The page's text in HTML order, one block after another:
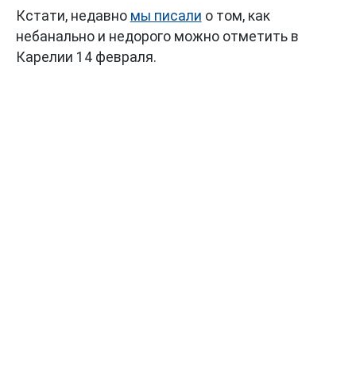
Кстати, недавно мы писали о том, как
небанально и недорого можно отметить в
Карелии 14 февраля.